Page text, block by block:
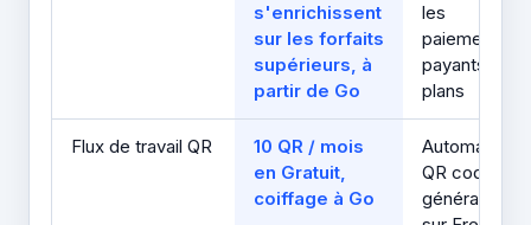
s'enrichissent
sur les forfaits
supérieurs, à
partir de Go
les
paiements
payants Pro
plans
Flux de travail QR
10 QR / mois
en Gratuit,
coiffage à Go
Automatique
QR code
génération